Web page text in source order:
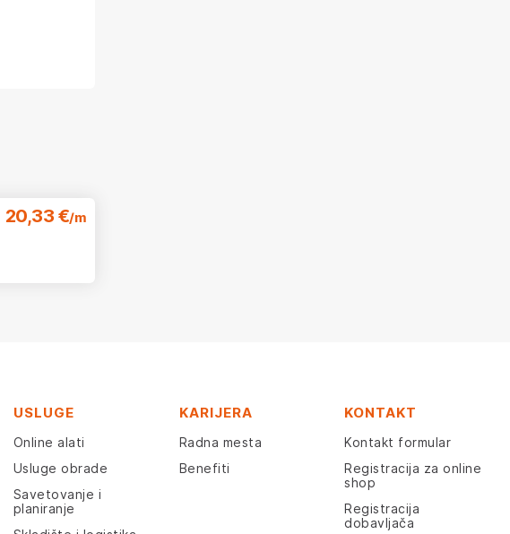
20,33 €/m
USLUGE
Online alati
Usluge obrade
Savetovanje i
planiranje
KARIJERA
Radna mesta
Benefiti
KONTAKT
Kontakt formular
Registracija za online
shop
Registracija
dobavljača